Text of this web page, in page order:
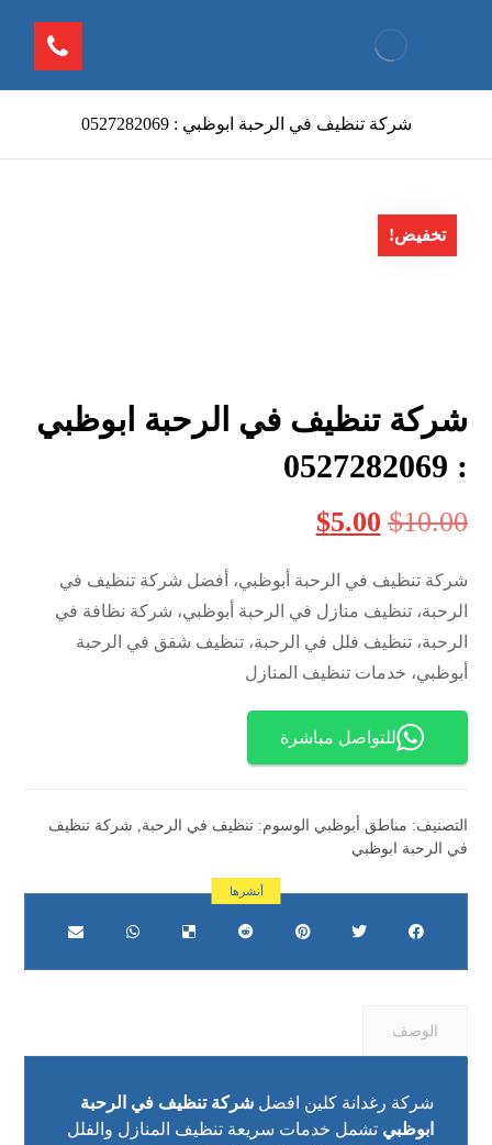
شركة تنظيف في الرحبة ابوظبي : 0527282069
تخفيض!
شركة تنظيف في الرحبة ابوظبي
: 0527282069
$10.00
$5.00
شركة تنظيف في الرحبة أبوظبي، أفضل شركة تنظيف في
الرحبة، تنظيف منازل في الرحبة أبوظبي، شركة نظافة في
الرحبة، تنظيف فلل في الرحبة، تنظيف شقق في الرحبة
أبوظبي، خدمات تنظيف المنازل
للتواصل مباشرة
التصنيف: مناطق أبوظبي الوسوم:تنظيف في الرحبة
شركة تنظيف
في الرحبة ابوظبي
الوصف
شركة رغدانة كلين افضلشركة تنظيف في الرحبة
ابوظبي تشمل خدمات سريعة تنظيف المنازل والفلل